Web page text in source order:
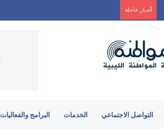
أخبار عاجلة
التواصل الاجتماعي الخدمات البرامج والفعاليات